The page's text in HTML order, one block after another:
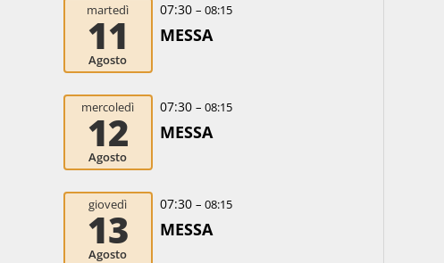
martedì
11
Agosto
07:30 – 08:15
MESSA
mercoledì
12
Agosto
07:30 – 08:15
MESSA
giovedì
13
Agosto
07:30 – 08:15
MESSA